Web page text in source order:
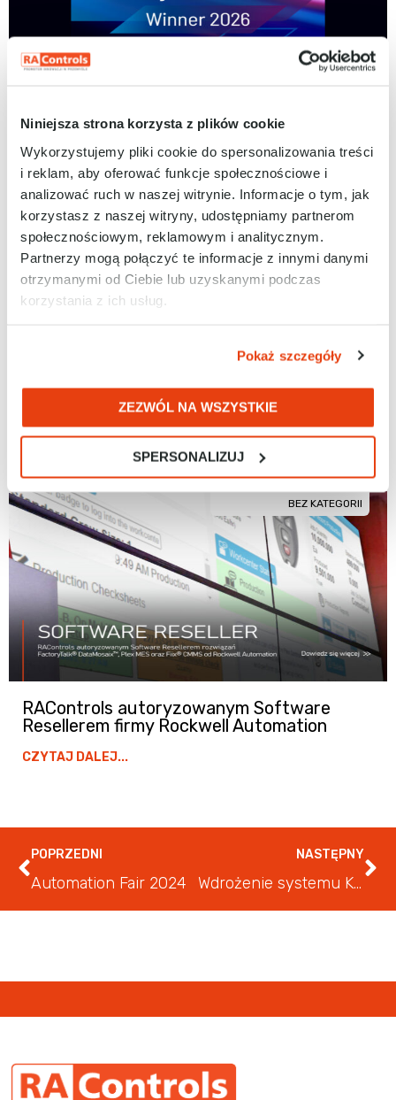
Niniejsza strona korzysta z plików cookie
Wykorzystujemy pliki cookie do spersonalizowania treści
i reklam, aby oferować funkcje społecznościowe i
analizować ruch w naszej witrynie. Informacje o tym, jak
korzystasz z naszej witryny, udostępniamy partnerom
społecznościowym, reklamowym i analitycznym.
Partnerzy mogą połączyć te informacje z innymi danymi
otrzymanymi od Ciebie lub uzyskanymi podczas
korzystania z ich usług.
Pokaż szczegóły
ZEZWÓL NA WSZYSTKIE
SPERSONALIZUJ
RAControls laureatem nagrody Distributor
CZYTAJ DALEJ...
RAControls i SMC wyruszają w trasę po
CZYTAJ DALEJ...
RAControls autoryzowanym Software
Resellerem firmy Rockwell Automation
BEZ KATEGORII
CZYTAJ DALEJ...
POPRZEDNI
Automation Fair 2024
NASTĘPNY
Wdrożenie systemu KSeF